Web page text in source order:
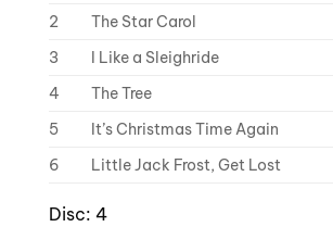
2
The Star Carol
3
I Like a Sleighride
4
The Tree
5
It’s Christmas Time Again
6
Little Jack Frost, Get Lost
Disc: 4